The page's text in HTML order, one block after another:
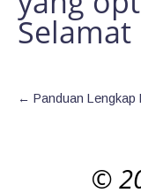
← Panduan Lengkap
©